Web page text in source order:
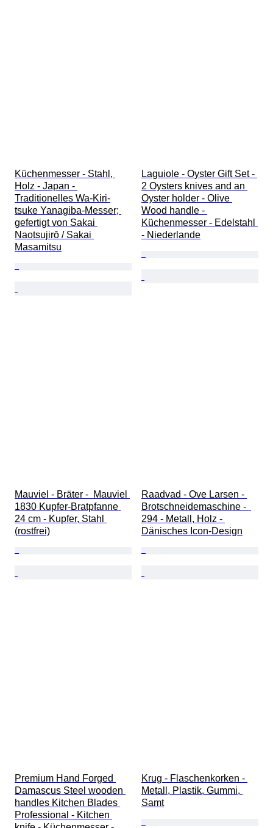
Küchenmesser - Stahl,
Holz - Japan -
Traditionelles Wa-Kiri-
tsuke Yanagiba-Messer;
gefertigt von Sakai
Naotsujirō / Sakai
Masamitsu
Laguiole - Oyster Gift Set -
2 Oysters knives and an
Oyster holder - Olive
Wood handle -
Küchenmesser - Edelstahl
- Niederlande
Mauviel - Bräter -  Mauviel
1830 Kupfer-Bratpfanne
24 cm - Kupfer, Stahl
(rostfrei)
Raadvad - Ove Larsen -
Brotschneidemaschine -
294 - Metall, Holz -
Dänisches Icon-Design
Premium Hand Forged
Damascus Steel wooden
handles Kitchen Blades
Professional - Kitchen
Krug - Flaschenkorken -
Metall, Plastik, Gummi,
Samt